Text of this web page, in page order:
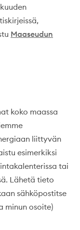
Maaseudun
koko maassa
liittyvän
esimerkiksi
tai
Lähetä tieto
sähköpostitse
minun osoite)